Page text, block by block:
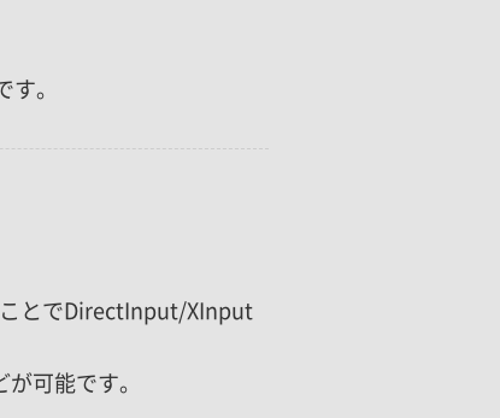
。
ことでDirectInput/XInput
可能です。